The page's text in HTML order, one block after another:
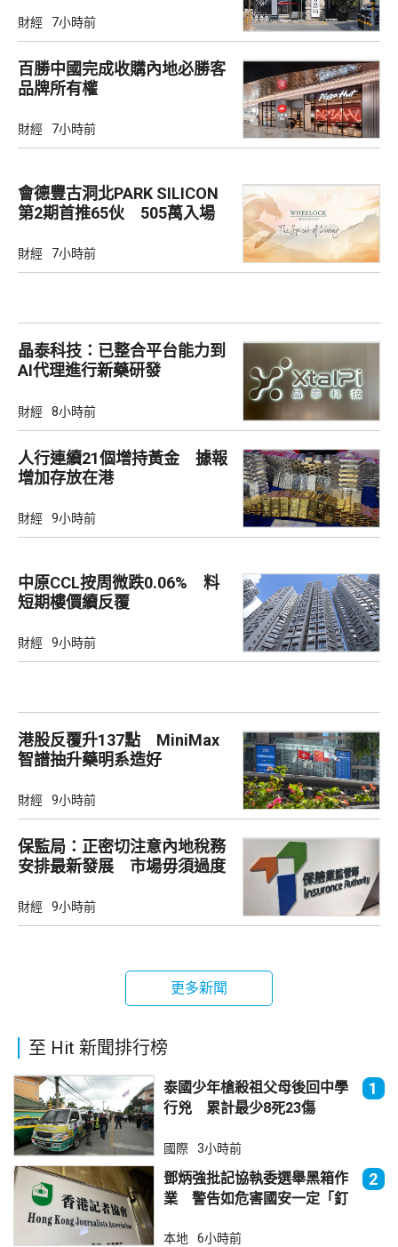
財經 7小時前
百勝中國完成收購內地必勝客
品牌所有權
財經 7小時前
會德豐古洞北PARK SILICON
第2期首推65伙 505萬入場
財經 7小時前
晶泰科技：已整合平台能力到
AI代理進行新藥研發
財經 8小時前
人行連續21個增持黃金 據報
增加存放在港
財經 9小時前
中原CCL按周微跌0.06% 料
短期樓價續反覆
財經 9小時前
港股反覆升137點 MiniMax
智譜抽升藥明系造好
財經 9小時前
保監局：正密切注意內地稅務
安排最新發展 市場毋須過度
財經 9小時前
更多新聞
至 Hit 新聞排行榜
泰國少年槍殺祖父母後回中學
行兇 累計最少8死23傷
1
國際 3小時前
鄧炳強批記協執委選舉黑箱作
業 警告如危害國安一定「釘
2
本地 6小時前